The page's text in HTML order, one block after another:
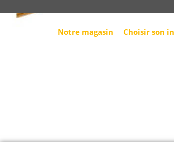
Notre magasin Choisir son